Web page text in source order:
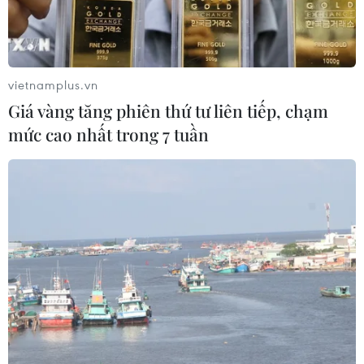
Cán bộ chiến sỹ chốt kiểm dịch Sơn Nam tặng anh Minh mỳ
tôm và 500.000 đồng. (Ảnh: TTXVN phát)
Sáng 16/9, tại chốt kiểm dịch COVID-19 thuộc xã
Sơn Nam, huyện Sơn Dương, tỉnh Tuyên Quang,
vietnamplus.vn
Giá vàng tăng phiên thứ tư liên tiếp, chạm
mức cao nhất trong 7 tuần